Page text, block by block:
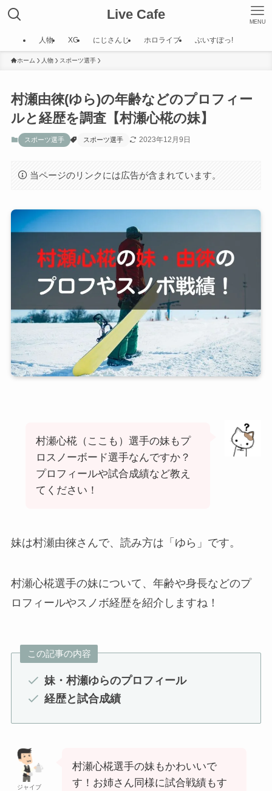
Live Cafe MENU
人物 XG にじさんじ ホロライブ ぶいすぽっ!
ホーム 人物 スポーツ選手
村瀬由徠(ゆら)の年齢などのプロフィー
ルと経歴を調査【村瀬心椛の妹】
スポーツ選手 スポーツ選手 2023年12月9日
当ページのリンクには広告が含まれています。
村瀬心椛（ここも）選手の妹もプ
ロスノーボード選手なんですか？
プロフィールや試合成績など教え
てください！
妹は村瀬由徠さんで、読み方は「ゆら」です。
村瀬心椛選手の妹について、年齢や身長などのプ
ロフィールやスノボ経歴を紹介しますね！
この記事の内容
妹・村瀬ゆらのプロフィール
経歴と試合成績
ジャイブ
村瀬心椛選手の妹もかわいいで
す！お姉さん同様に試合戦績もす